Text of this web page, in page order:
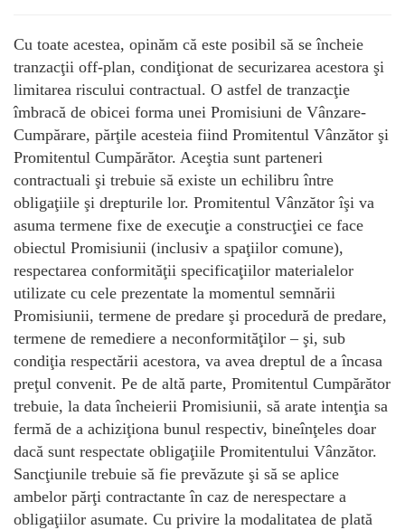
Cu toate acestea, opinăm că este posibil să se încheie
tranzacţii off-plan, condiţionat de securizarea acestora şi
limitarea riscului contractual. O astfel de tranzacţie
îmbracă de obicei forma unei Promisiuni de Vânzare-
Cumpărare, părţile acesteia fiind Promitentul Vânzător şi
Promitentul Cumpărător. Aceştia sunt parteneri
contractuali şi trebuie să existe un echilibru între
obligaţiile şi drepturile lor. Promitentul Vânzător îşi va
asuma termene fixe de execuţie a construcţiei ce face
obiectul Promisiunii (inclusiv a spaţiilor comune),
respectarea conformităţii specificaţiilor materialelor
utilizate cu cele prezentate la momentul semnării
Promisiunii, termene de predare şi procedură de predare,
termene de remediere a neconformităţilor – şi, sub
condiţia respectării acestora, va avea dreptul de a încasa
preţul convenit. Pe de altă parte, Promitentul Cumpărător
trebuie, la data încheierii Promisiunii, să arate intenţia sa
fermă de a achiziţiona bunul respectiv, bineînţeles doar
dacă sunt respectate obligaţiile Promitentului Vânzător.
Sancţiunile trebuie să fie prevăzute şi să se aplice
ambelor părţi contractante în caz de nerespectare a
obligaţiilor asumate. Cu privire la modalitatea de plată